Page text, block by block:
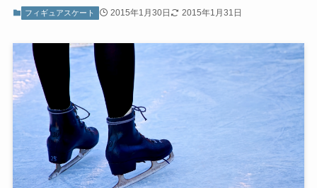
フィギュアスケート 2015年1月30日 2015年1月31日